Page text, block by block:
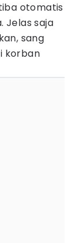
otomatis
Jelas saja
sang
korban